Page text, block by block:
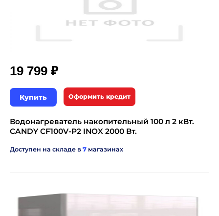
19 799 ₽
Купить Оформить кредит
Водонагреватель накопительный 100 л 2 кВт.
CANDY CF100V-P2 INOX 2000 Вт.
Доступен на складе в 7 магазинах